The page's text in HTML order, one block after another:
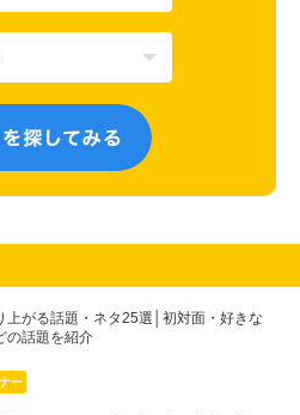
上がる話題・ネタ25選│初対面・好きな
の話題を紹介
ー